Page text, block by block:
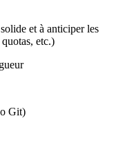
et à anticiper les
etc.)
Git)